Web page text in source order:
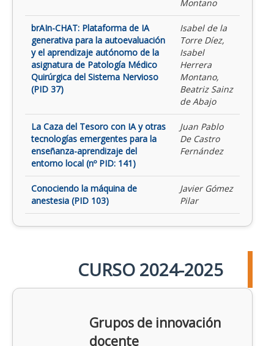
Montano
brAIn-CHAT: Plataforma de IA
generativa para la autoevaluación
y el aprendizaje autónomo de la
asignatura de Patología Médico
Quirúrgica del Sistema Nervioso
(PID 37)
Isabel de la
Torre Díez,
Isabel
Herrera
Montano,
Beatriz Sainz
de Abajo
La Caza del Tesoro con IA y otras
tecnologías emergentes para la
enseñanza-aprendizaje del
entorno local (nº PID: 141)
Juan Pablo
De Castro
Fernández
Conociendo la máquina de
anestesia (PID 103)
Javier Gómez
Pilar
CURSO 2024-2025
Grupos de innovación
docente